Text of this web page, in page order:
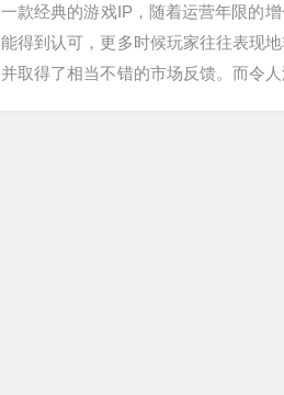
一款经典的游戏IP，随着运营年限的
能得到认可，更多时候玩家往往表现
并取得了相当不错的市场反馈。而令